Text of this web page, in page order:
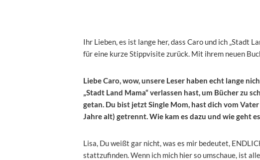
Ihr Lieben, es ist lange her, dass Caro und ich „Stadt
für eine kurze Stippvisite zurück. Mit ihrem neuen
Liebe Caro, wow, unsere Leser haben echt lange
„Stadt Land Mama“ verlassen hast, um Bücher zu
getan. Du bist jetzt Single Mom, hast dich vom
Jahre alt) getrennt. Wie kam es dazu und wie geht
Lisa, Du weißt gar nicht, was es mir bedeutet,
stattzufinden. Wenn ich mich hier so umschaue, ist